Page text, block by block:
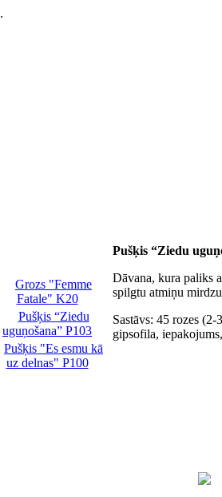
Pušķis “Ziedu
Dāvana, kura paliks
spilgtu atmiņu
Sastāvs: 45 rozes (2-
gipsofila,